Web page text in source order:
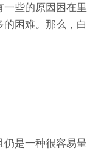
些的原因困在里
困难。那么，白
是一种很容易呈